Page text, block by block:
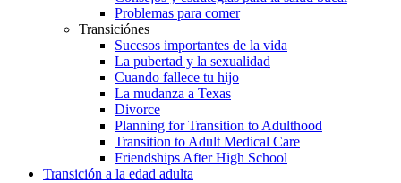
Problemas para comer
Transiciónes
Sucesos importantes de la vida
La pubertad y la sexualidad
Cuando fallece tu hijo
La mudanza a Texas
Divorce
Planning for Transition to Adulthood
Transition to Adult Medical Care
Friendships After High School
Transición a la edad adulta